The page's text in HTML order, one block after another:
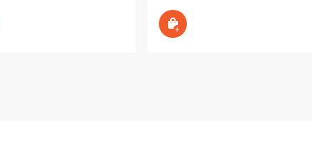
Warenkorb In den Warenkorb